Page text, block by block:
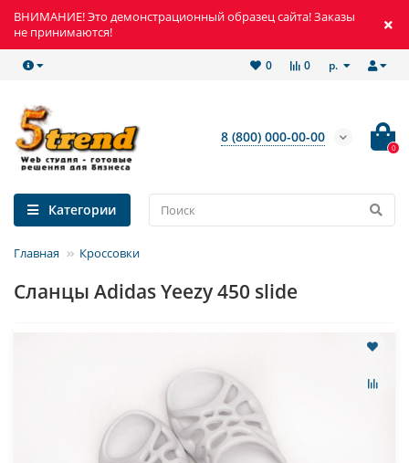
ВНИМАНИЕ! Это демонстрационный образец сайта! Заказы
не принимаются!
р.
0
0
8 (800) 000-00-00
0
Категории
Главная Кроссовки
Сланцы Adidas Yeezy 450 slide